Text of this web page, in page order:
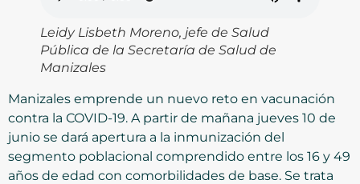
Leidy Lisbeth Moreno, jefe de Salud
Pública de la Secretaría de Salud de
Manizales
Manizales emprende un nuevo reto en vacunación
contra la COVID-19. A partir de mañana jueves 10 de
junio se dará apertura a la inmunización del
segmento poblacional comprendido entre los 16 y 49
años de edad con comorbilidades de base. Se trata